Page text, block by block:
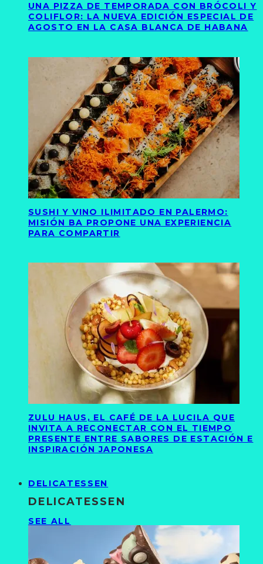
UNA PIZZA DE TEMPORADA CON BRÓCOLI Y
COLIFLOR: LA NUEVA EDICIÓN ESPECIAL DE
AGOSTO EN LA CASA BLANCA DE HABANA
SUSHI Y VINO ILIMITADO EN PALERMO:
MISIÓN BA PROPONE UNA EXPERIENCIA
PARA COMPARTIR
ZULU HAUS, EL CAFÉ DE LA LUCILA QUE
INVITA A RECONECTAR CON EL TIEMPO
PRESENTE ENTRE SABORES DE ESTACIÓN E
INSPIRACIÓN JAPONESA
DELICATESSEN
DELICATESSEN
SEE ALL